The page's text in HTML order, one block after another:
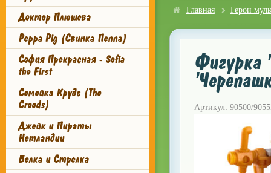
Доктор Плюшева
Peppa Pig (Свинка Пеппа)
София Прекрасная - Sofia
the First
Семейка Крудс (The
Croods)
Джейк и Пираты
Нетландии
Белка и Стрелка
Главная Герои
Фигурка
Артикул: 90500/